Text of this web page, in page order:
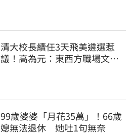
清大校長續任3天飛美遴選惹
議！高為元：東西方職場文化
99歲婆婆「月花35萬」！66歲
媳無法退休 她吐1句無奈